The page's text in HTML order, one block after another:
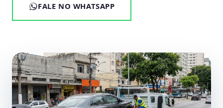
FALE NO WHATSAPP